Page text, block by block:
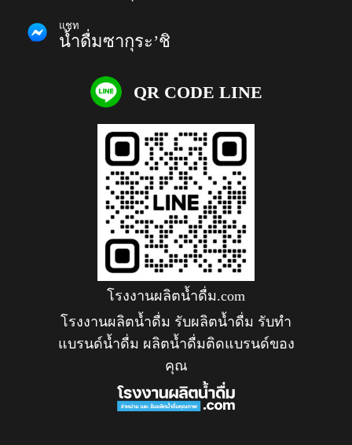
แชท
น้ำดื่มซากุระ’ชิ
QR CODE LINE
โรงงานผลิตน้ำดื่ม.com
โรงงานผลิตน้ำดื่ม รับผลิตน้ำดื่ม รับทำ
แบรนด์น้ำดื่ม ผลิตน้ำดื่มติดแบรนด์ของ
คุณ